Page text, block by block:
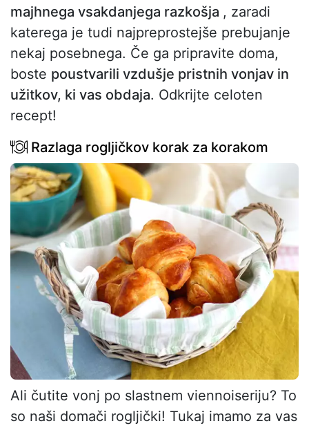
majhnega vsakdanjega razkošja , zaradi
katerega je tudi najpreprostejše prebujanje
nekaj posebnega. Če ga pripravite doma,
boste poustvarili vzdušje pristnih vonjav in
užitkov, ki vas obdaja. Odkrijte celoten
recept!
Razlaga rogljičkov korak za korakom
Ali čutite vonj po slastnem viennoiseriju? To
so naši domači rogljički! Tukaj imamo za vas